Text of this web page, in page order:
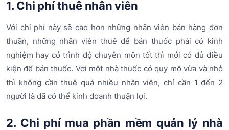
1. Chi phí thuê nhân viên
Với chi phí này sẽ cao hơn những nhân viên bán hàng đơn
thuần, những nhân viên thuê để bán thuốc phải có kinh
nghiệm hay có trình độ chuyên môn tốt thì mới có đủ điều
kiện để bán thuốc. Vơi một nhà thuốc có quy mô vừa và nhỏ
thì không cần thuê quá nhiều nhân viên, chỉ cần 1 đến 2
người là đã có thể kinh doanh thuận lợi.
2. Chi phí mua phần mềm quản lý nhà